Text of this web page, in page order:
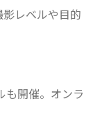
レベルや目的
も開催。オンラ